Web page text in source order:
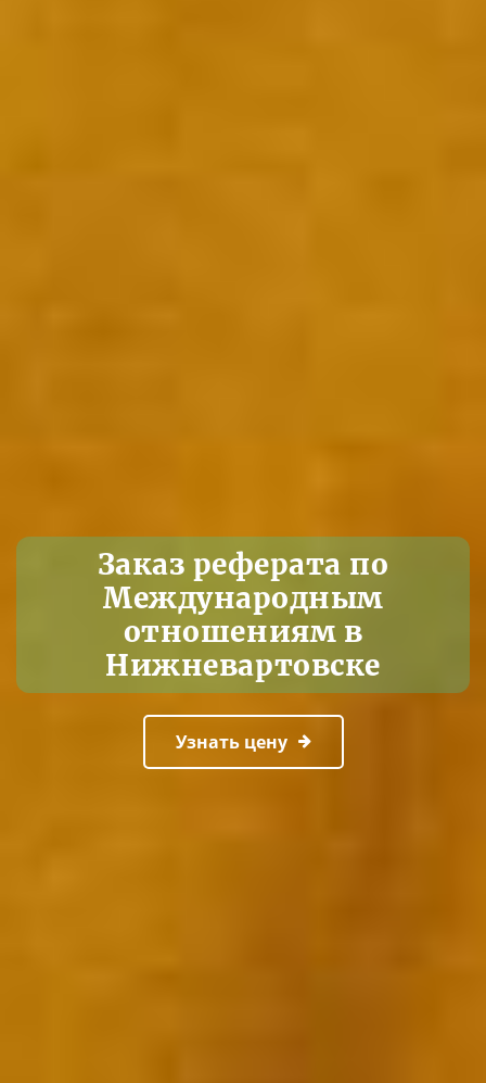
Заказ реферата по
Международным
отношениям в
Нижневартовске
Узнать цену